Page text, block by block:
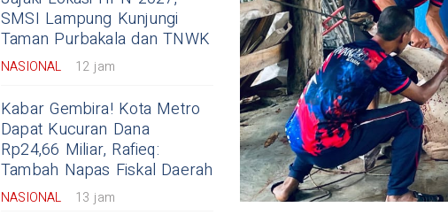
SMSI Lampung Kunjungi
Taman Purbakala dan TNWK
NASIONAL 12 jam
Kabar Gembira! Kota Metro
Dapat Kucuran Dana
Rp24,66 Miliar, Rafieq:
Tambah Napas Fiskal Daerah
NASIONAL 13 jam